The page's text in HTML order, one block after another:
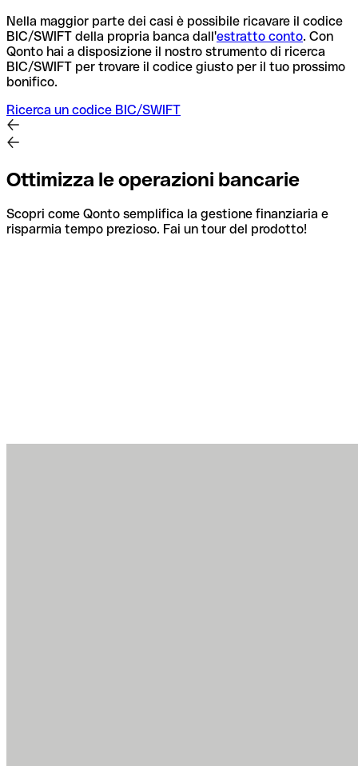
Nella maggior parte dei casi è possibile ricavare il codice
BIC/SWIFT della propria banca dall'estratto conto. Con
Qonto hai a disposizione il nostro strumento di ricerca
BIC/SWIFT per trovare il codice giusto per il tuo prossimo
bonifico.
Ricerca un codice BIC/SWIFT
Ottimizza le operazioni bancarie
Scopri come Qonto semplifica la gestione finanziaria e
risparmia tempo prezioso. Fai un tour del prodotto!